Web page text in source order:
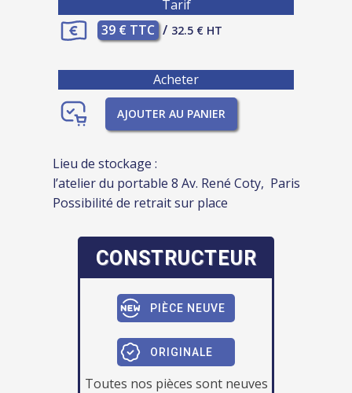
Tarif
39 € TTC / 32.5 € HT
Acheter
AJOUTER AU PANIER
Lieu de stockage :
l’atelier du portable 8 Av. René Coty, Paris
Possibilité de retrait sur place
CONSTRUCTEUR
PIÈCE NEUVE
ORIGINALE
Toutes nos pièces sont neuves